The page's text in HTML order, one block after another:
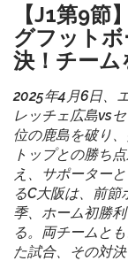
【J1第9
グフット
決！チーム
2025年4月6日、
レッチェ広島vs
位の鹿島を破り
トップとの勝ち
え、サポーター
るC大阪は、前
季、ホーム初勝
る。両チームと
た試合、その対